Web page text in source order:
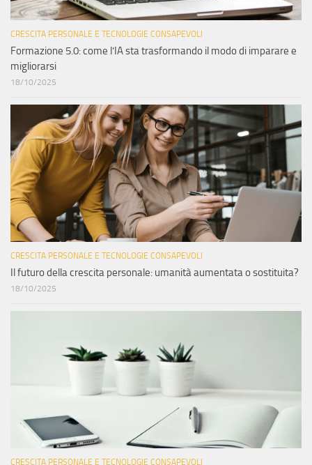
CRESCITA PERSONALE E TECNOLOGIE CONSAPEVOLI
Formazione 5.0: come l’IA sta trasformando il modo di imparare e
migliorarsi
18/10/2025
CRESCITA PERSONALE E TECNOLOGIE CONSAPEVOLI
Il futuro della crescita personale: umanità aumentata o sostituita?
18/10/2025
CRESCITA PERSONALE E TECNOLOGIE CONSAPEVOLI